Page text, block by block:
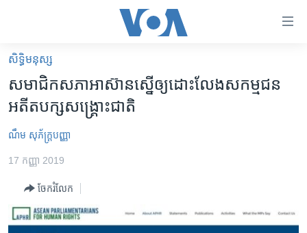
គេហទំព័រ​
ទាក់ទង
និង​
ចូល​
ទំព័រ​
ម្តង
រំលង​
អន្តរជាតិ
ហេឡូវីអូអេ
កម្ពុជាច្នៃប្រតិដ្ឋ
ព្រឹត្តិការណ៍ព័ត៌មាន
សិទ្ធិ​មនុស្ស
សមាជិក​សភា​អាស៊ាន​ស្នើ​ឲ្យ​ដោះ​លែង​សកម្មជន​
អតីត​បក្ស​សង្គ្រោះ​ជាតិ
ណឹម សុភ័ក្រ្តបញ្ញា
17 កញ្ញា 2019
ចែករំលែក